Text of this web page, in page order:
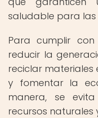
saludable para las
Para cumplir
reducir la
reciclar materiales
y fomentar la
manera, se
recursos naturales